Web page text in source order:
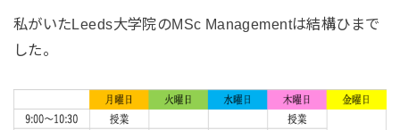
私がいたLeeds大学院のMSc Managementは結構ひまで
した。